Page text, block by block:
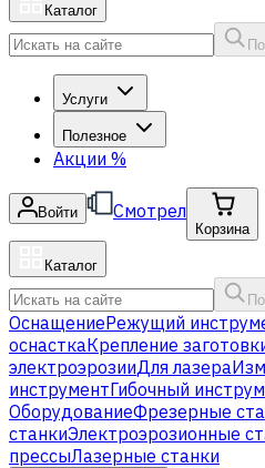
Каталог
Услуги
Полезное
Акции %
Войти Смотрел
Корзина
Каталог
ОснащениеРежущий
оснасткаКрепление
электроэрозииДля лазера
инструментГибочный
ОборудованиеФрезерные
станкиЭлектроэрозионные
прессыЛазерные станки